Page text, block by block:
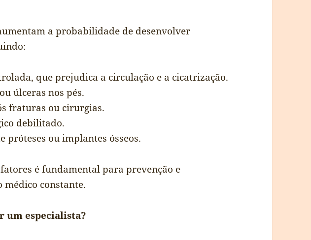
a probabilidade de desenvolver
que prejudica a circulação e a cicatrização.
úlceras nos pés.
fraturas ou cirurgias.
debilitado.
próteses ou implantes ósseos.
fatores é fundamental para prevenção e
médico constante.
um especialista?